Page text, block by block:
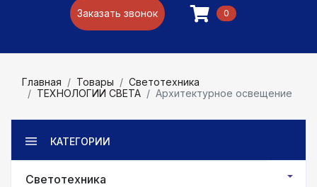
Заказать звонок 0
Главная Товары
Светотехника
ТЕХНОЛОГИИ СВЕТА
Архитектурное освещение
КАТЕГОРИИ
Светотехника